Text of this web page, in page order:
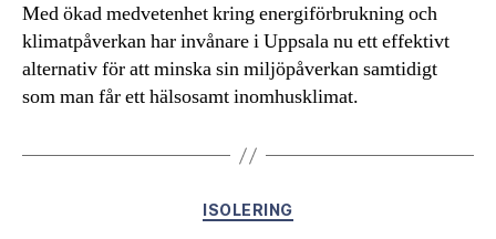
Med ökad medvetenhet kring energiförbrukning och
klimatpåverkan har invånare i Uppsala nu ett effektivt
alternativ för att minska sin miljöpåverkan samtidigt
som man får ett hälsosamt inomhusklimat.
Kategorier
ISOLERING